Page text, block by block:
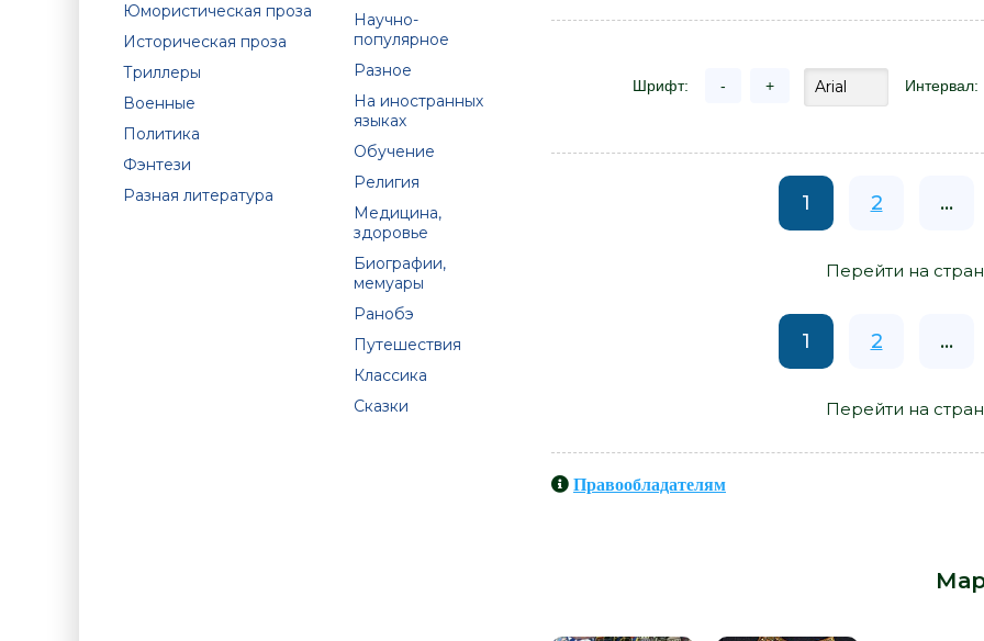
Юмористическая проза
Историческая проза
Триллеры
Военные
Политика
Фэнтези
Разная литература
Научно-
популярное
Разное
На иностранных
языках
Обучение
Религия
Медицина,
здоровье
Биографии,
мемуары
Ранобэ
Путешествия
Классика
Сказки
Шрифт: - + Интервал:
1 2 ...
Перейти на
1 2 ...
Перейти на
Правообладателям